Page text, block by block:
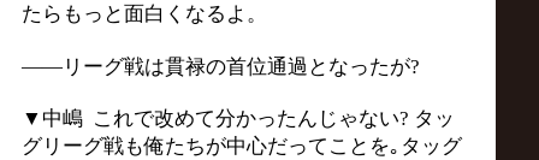
たらもっと面白くなるよ。
――リーグ戦は貫禄の首位通過となったが?
▼中嶋 これで改めて分かったんじゃない? タッ
グリーグ戦も俺たちが中心だってことを｡タッグ